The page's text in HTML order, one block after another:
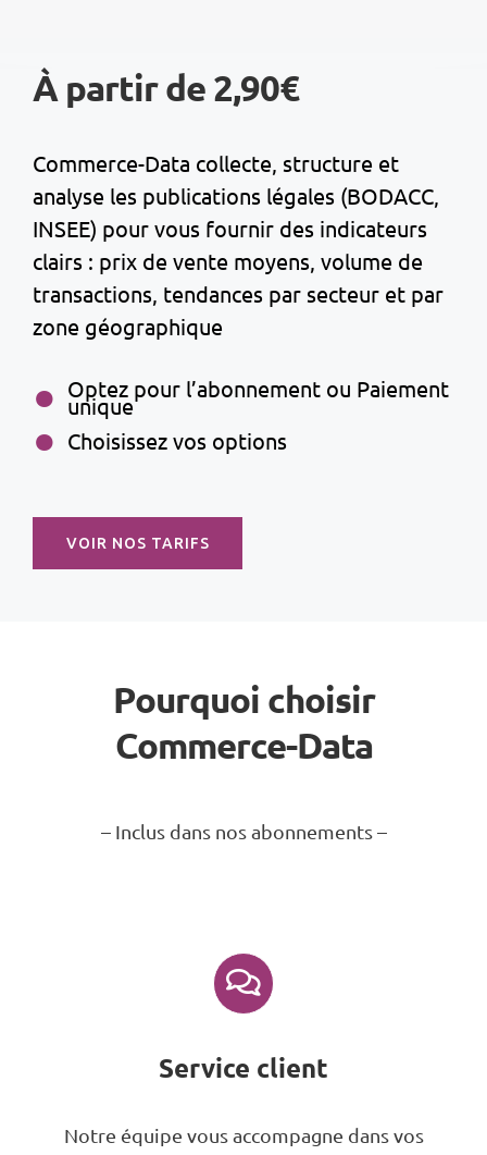
À partir de 2,90€
Commerce-Data collecte, structure et
analyse les publications légales (BODACC,
INSEE) pour vous fournir des indicateurs
clairs : prix de vente moyens, volume de
transactions, tendances par secteur et par
zone géographique
Optez pour l’abonnement ou Paiement
unique
Choisissez vos options
VOIR NOS TARIFS
Pourquoi choisir
Commerce-Data
– Inclus dans nos abonnements –
Service client
Notre équipe vous accompagne dans vos